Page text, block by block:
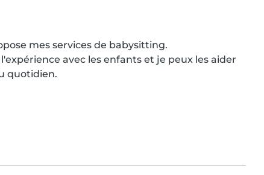
mes services de babysitting.
avec les enfants et je peux les aider
quotidien.